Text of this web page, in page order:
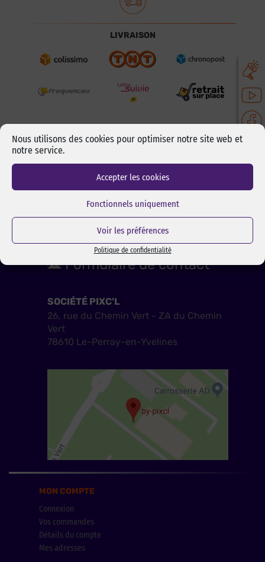
Nous utilisons des cookies pour optimiser notre site web et
notre service.
Accepter les cookies
Fonctionnels uniquement
Voir les préférences
Politique de confidentialité
LIVRAISON
CONTACTEZ-NOUS :
Du lundi au vendredi
de 9h/12h - 13h/17h
01 34 84 21 93
Formulaire de contact
SOCIÉTÉ PIXC'L
26, rue du Chemin Vert - ZA du Chemin
Vert
78610 Le-Perray-en-Yvelines
MON COMPTE
Connexion
Vos commandes
Détails du compte
Mes adresses